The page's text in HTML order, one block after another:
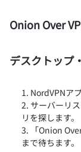
Onion Over
デスクトップ
NordVPNア
サーバーリ
リを探します。
「Onion
まで待ちます。